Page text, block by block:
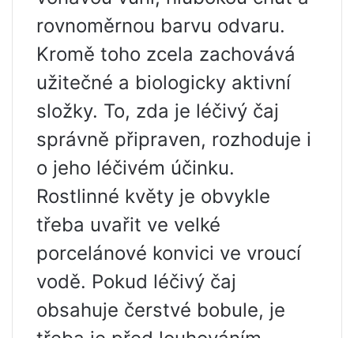
rovnoměrnou barvu odvaru.
Kromě toho zcela zachovává
užitečné a biologicky aktivní
složky. To, zda je léčivý čaj
správně připraven, rozhoduje i
o jeho léčivém účinku.
Rostlinné květy je obvykle
třeba uvařit ve velké
porcelánové konvici ve vroucí
vodě. Pokud léčivý čaj
obsahuje čerstvé bobule, je